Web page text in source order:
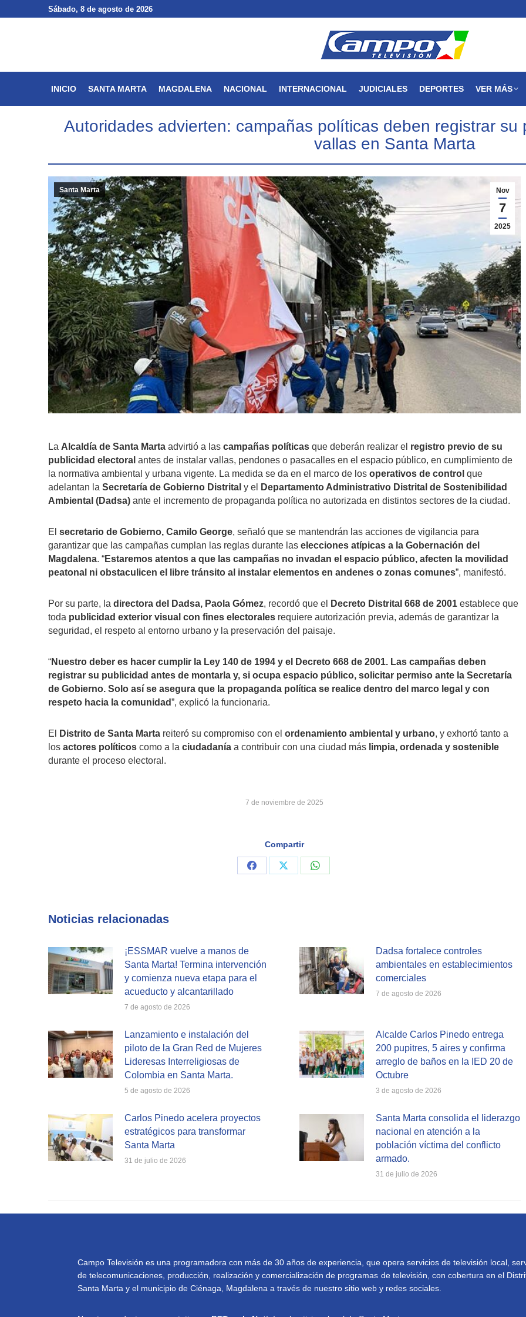
Sábado, 8 de agosto de 2026
INICIO SANTA MARTA MAGDALENA NACIONAL INTERNACIONAL JUDICIALES DEPORTES VER MÁS
Autoridades advierten: campañas políticas deben registrar su
vallas en Santa Marta
Nov
7
2025
Santa Marta
La Alcaldía de Santa Marta advirtió a las campañas políticas que deberán realizar el registro previo de su
publicidad electoral antes de instalar vallas, pendones o pasacalles en el espacio público, en cumplimiento de
la normativa ambiental y urbana vigente. La medida se da en el marco de los operativos de control que
adelantan la Secretaría de Gobierno Distrital y el
Departamento Administrativo Distrital de Sostenibilidad
Ambiental (Dadsa) ante el incremento de propaganda política no autorizada en distintos sectores de la ciudad.
El secretario de Gobierno, Camilo George, señaló que se mantendrán las acciones de vigilancia para
garantizar que las campañas cumplan las reglas durante las elecciones atípicas a la Gobernación del
Magdalena. “Estaremos atentos a que las campañas no invadan el espacio público, afecten la movilidad
peatonal ni obstaculicen el libre tránsito al instalar elementos en andenes o zonas comunes”, manifestó.
Por su parte, la directora del Dadsa, Paola Gómez, recordó que el Decreto Distrital 668 de 2001 establece que
toda publicidad exterior visual con fines electorales requiere autorización previa, además de garantizar la
seguridad, el respeto al entorno urbano y la preservación del paisaje.
“Nuestro deber es hacer cumplir la Ley 140 de 1994 y el Decreto 668 de 2001. Las campañas deben
registrar su publicidad antes de montarla y, si ocupa espacio público, solicitar permiso ante la Secretaría
de Gobierno. Solo así se asegura que la propaganda política se realice dentro del marco legal y con
respeto hacia la comunidad”, explicó la funcionaria.
El Distrito de Santa Marta reiteró su compromiso con el ordenamiento ambiental y urbano, y exhortó tanto a
los actores políticos como a la ciudadanía a contribuir con una ciudad más limpia, ordenada y sostenible
durante el proceso electoral.
7 de noviembre de 2025
Compartir
Share
Share
Share
Noticias relacionadas
¡ESSMAR vuelve a manos de
Santa Marta! Termina intervención
y comienza nueva etapa para el
acueducto y alcantarillado
7 de agosto de 2026
Dadsa fortalece controles
ambientales en establecimientos
comerciales
7 de agosto de 2026
Lanzamiento e instalación del
piloto de la Gran Red de Mujeres
Lideresas Interreligiosas de
Colombia en Santa Marta.
5 de agosto de 2026
Alcalde Carlos Pinedo entrega
200 pupitres, 5 aires y confirma
arreglo de baños en la IED 20 de
Octubre
3 de agosto de 2026
Carlos Pinedo acelera proyectos
estratégicos para transformar
Santa Marta
31 de julio de 2026
Santa Marta consolida el liderazgo
nacional en atención a la
población víctima del conflicto
armado.
31 de julio de 2026
Campo Televisión es una programadora con más de 30 años de experiencia, que opera servicios de televisión local,
de telecomunicaciones, producción, realización y comercialización de programas de televisión, con cobertura en el
Santa Marta y el municipio de Ciénaga, Magdalena a través de nuestro sitio web y redes sociales.
Sábado, 8 de agosto de 2026
NACIONAL INTERNACIONAL